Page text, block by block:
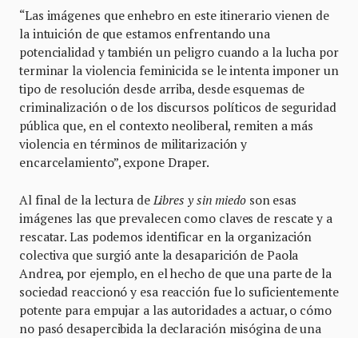
“Las imágenes que enhebro en este itinerario vienen de
la intuición de que estamos enfrentando una
potencialidad y también un peligro cuando a la lucha por
terminar la violencia feminicida se le intenta imponer un
tipo de resolución desde arriba, desde esquemas de
criminalización o de los discursos políticos de seguridad
pública que, en el contexto neoliberal, remiten a más
violencia en términos de militarización y
encarcelamiento”, expone Draper.
Al final de la lectura deLibres y sin miedoson esas
imágenes las que prevalecen como claves de rescate y a
rescatar. Las podemos identificar en la organización
colectiva que surgió ante la desaparición de Paola
Andrea, por ejemplo, en el hecho de que una parte de la
sociedad reaccionó y esa reacción fue lo suficientemente
potente para empujar a las autoridades a actuar, o cómo
no pasó desapercibida la declaración misógina de una